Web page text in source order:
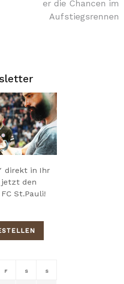
er die Chancen im
Aufstiegsrennen
direkt in Ihr
jetzt den
St.Pauli!
F S S